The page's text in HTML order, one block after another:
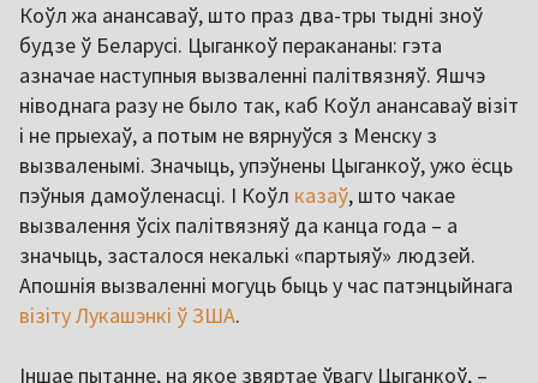
Коўл жа анансаваў, што праз два-тры тыдні зноў
будзе ў Беларусі. Цыганкоў перакананы: гэта
азначае наступныя вызваленні палітвязняў. Яшчэ
ніводнага разу не было так, каб Коўл анансаваў візіт
і не прыехаў, а потым не вярнуўся з Менску з
вызваленымі. Значыць, упэўнены Цыганкоў, ужо ёсць
пэўныя дамоўленасці. І Коўл казаў, што чакае
вызвалення ўсіх палітвязняў да канца года – а
значыць, засталося некалькі «партыяў» людзей.
Апошнія вызваленні могуць быць у час патэнцыйнага
візіту Лукашэнкі ў ЗША.
Іншае пытанне, на якое звяртае ўвагу Цыганкоў, –